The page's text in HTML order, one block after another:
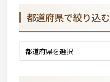
都道府県で絞り込む